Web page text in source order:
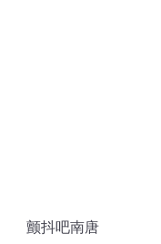
颤抖吧南唐